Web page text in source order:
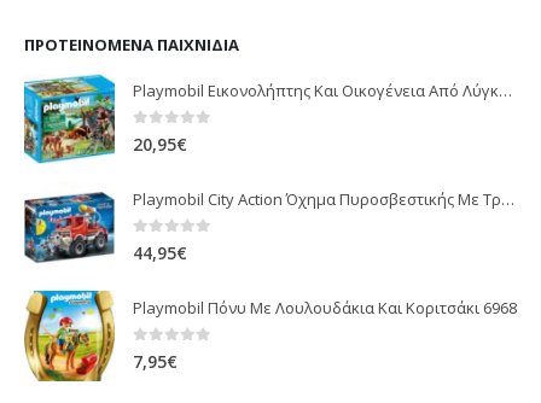
ΠΡΟΤΕΙΝΌΜΕΝΑ ΠΑΙΧΝΊΔΙΑ
Playmobil Εικονολήπτης Και Οικογένεια Από Λύγκες 5561
0 out of 5
20,95€
Playmobil City Action Όχημα Πυροσβεστικής Με Τροχαλία Ρυμούλκησης 9466
0 out of 5
44,95€
Playmobil Πόνυ Με Λουλουδάκια Και Κοριτσάκι 6968
0out of 5
7,95€